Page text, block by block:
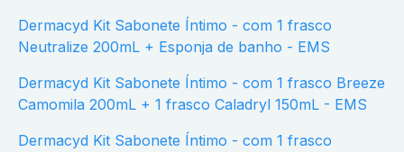
Dermacyd Kit Sabonete Íntimo - com 1 frasco
Neutralize 200mL + Esponja de banho - EMS
Dermacyd Kit Sabonete Íntimo - com 1 frasco Breeze
Camomila 200mL + 1 frasco Caladryl 150mL - EMS
Dermacyd Kit Sabonete Íntimo - com 1 frasco